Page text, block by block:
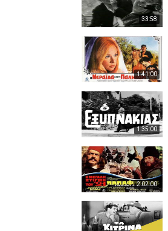
33:58
1:41:00
1:35:00
2:02:00